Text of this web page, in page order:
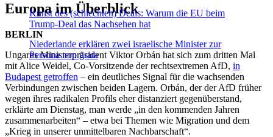
Kunst des (schlechten) Deals: Warum die EU beim
Trump-Deal das Nachsehen hat
Europa im Überblick
Niederlande erklären zwei israelische Minister zur
Persona non grata
BERLIN
Ungarns Ministerpräsident Viktor Orbán hat sich zum dritten Mal
mit Alice Weidel, Co-Vorsitzende der rechtsextremen AfD, in
Budapest getroffen – ein deutliches Signal für die wachsenden
Verbindungen zwischen beiden Lagern. Orbán, der der AfD früher
wegen ihres radikalen Profils eher distanziert gegenüberstand,
erklärte am Dienstag, man werde „in den kommenden Jahren
zusammenarbeiten“ – etwa bei Themen wie Migration und dem
„Krieg in unserer unmittelbaren Nachbarschaft“.